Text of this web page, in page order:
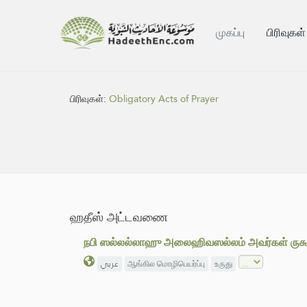
முகப்பு பிரிவுகள்
பிரிவுகள்:Obligatory Acts of Prayer
ஹதீஸ் அட்டவணை
நபி ஸல்லல்லாஹு அலைஹிவஸல்லம் அவர்கள்
عربي ஆங்கில மொழிபெயர்ப்பு உருது